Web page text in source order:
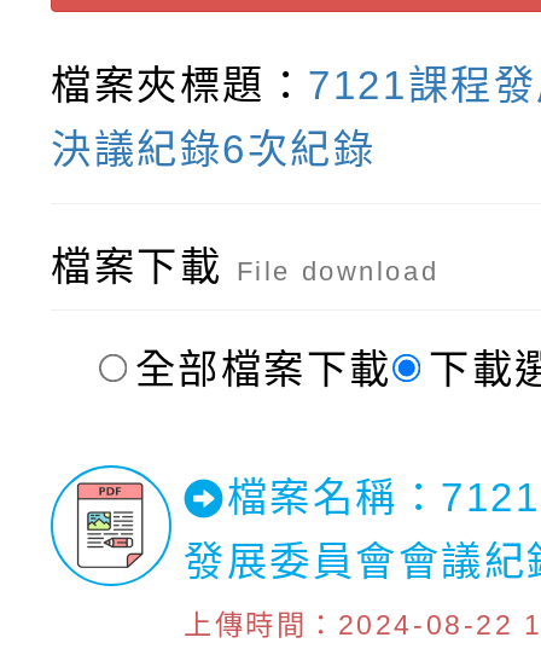
檔案夾標題： 7121課程
決議紀錄6次紀錄
檔案下載 File download
全部檔案下載 下載
檔案名稱：
發展委員會會議
上傳時間：2024-08-22